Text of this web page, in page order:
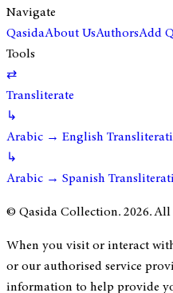
Navigate
QasidaAbout UsAuthorsAdd
Tools
⇄
Transliterate
↳
Arabic → English
↳
Arabic → Spanish
© Qasida Collection.2026. All
When you visit or interact
or our authorised service
information to help provide